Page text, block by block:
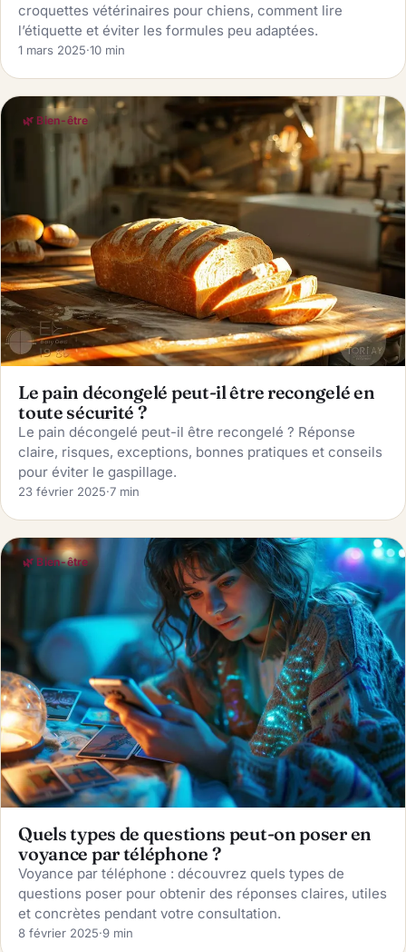
croquettes vétérinaires pour chiens, comment lire
l’étiquette et éviter les formules peu adaptées.
1 mars 2025·10 min
🌿 Bien-être
Le pain décongelé peut-il être recongelé en
toute sécurité ?
Le pain décongelé peut-il être recongelé ? Réponse
claire, risques, exceptions, bonnes pratiques et conseils
pour éviter le gaspillage.
23 février 2025·7 min
🌿 Bien-être
Quels types de questions peut-on poser en
voyance par téléphone ?
Voyance par téléphone : découvrez quels types de
questions poser pour obtenir des réponses claires, utiles
et concrètes pendant votre consultation.
8 février 2025·9 min